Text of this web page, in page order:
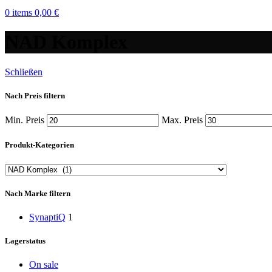
0 items 0,00 €
Schließen
Nach Preis filtern
Min. Preis Max. Preis
Produkt-Kategorien
Nach Marke filtern
SynaptiQ 1
Lagerstatus
On sale